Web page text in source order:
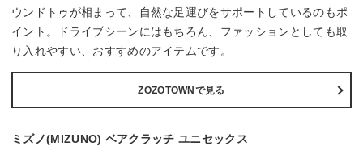
ウンドトゥが相まって、自然な足運びをサポートしているのもポ
イント。ドライブシーンにはもちろん、ファッションとしても取
り入れやすい、おすすめのアイテムです。
ZOZOTOWNで見る
ミズノ(MIZUNO) ベアクラッチ ユニセックス